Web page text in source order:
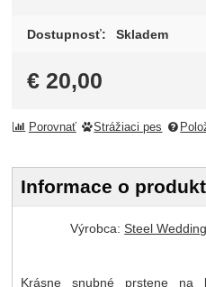
Dostupnosť: Skladem
€ 20,00
Porovnať Strážiaci pes
Informace o
Výrobca:Steel Wedding
Krásne snubné prstene na